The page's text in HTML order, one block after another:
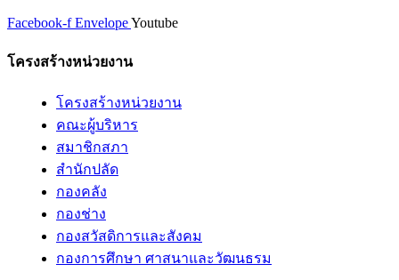
Facebook-f EnvelopeYoutube
โครงสร้างหน่วยงาน
โครงสร้างหน่วยงาน
คณะผู้บริหาร
สมาชิกสภา
สำนักปลัด
กองคลัง
กองช่าง
กองสวัสดิการและสังคม
กองการศึกษา ศาสนาและวัฒนธรม